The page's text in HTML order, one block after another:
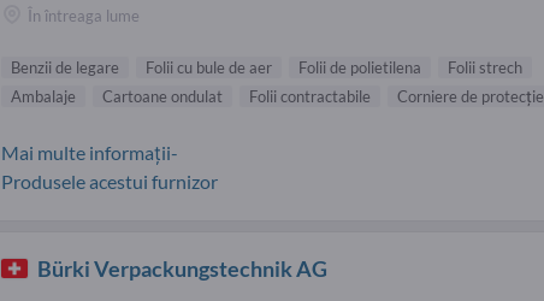
În întreaga lume
Benzii de legare Folii cu bule de aer Folii de polietilena
Folii strech
Ambalaje
Cartoane ondulat Folii contractabile Corniere de protecţie
Mai multe informații-
Produsele acestui furnizor
Bürki Verpackungstechnik AG